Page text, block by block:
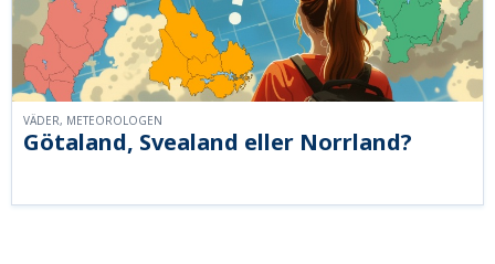
Götaland, Svealand eller Norrland?
VÄDER, METEOROLOGEN